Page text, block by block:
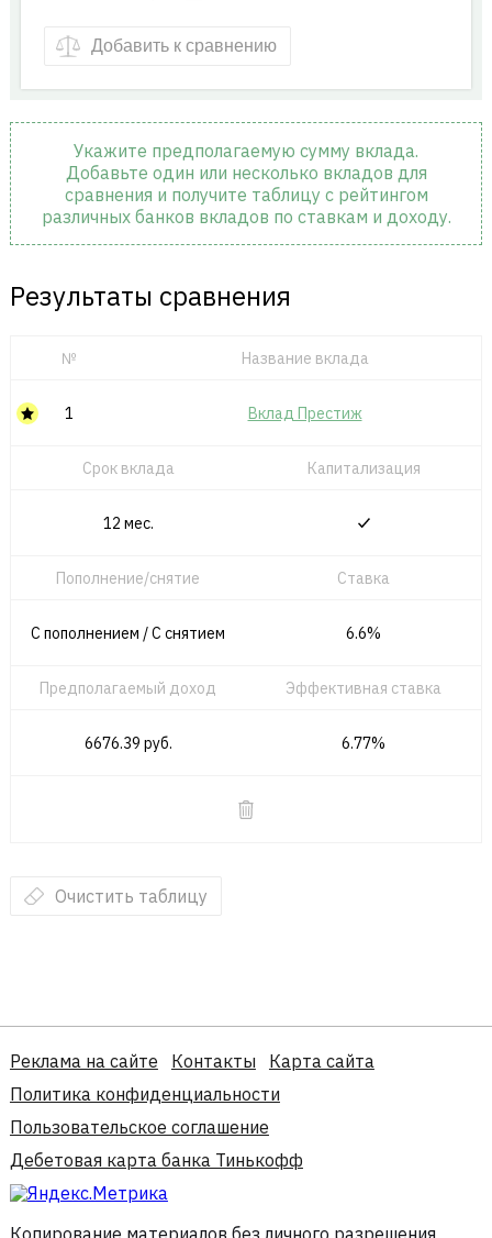
Добавить к сравнению
Укажите предполагаемую сумму вклада.
Добавьте один или несколько вкладов для
сравнения и получите таблицу с рейтингом
различных банков вкладов по ставкам и доходу.
Результаты сравнения
№
1
Название вклада
Вклад Престиж
Срок вклада
12 мес.
Капитализация
Пополнение/снятие
С пополнением / C снятием
Ставка
6.6%
Предполагаемый доход
6676.39 руб.
Эффективная ставка
6.77%
Очистить таблицу
Реклама на сайте Контакты
Карта сайта
Политика конфиденциальности
Пользовательское соглашение
Дебетовая карта банка Тинькофф
Копирование материалов без личного разрешения